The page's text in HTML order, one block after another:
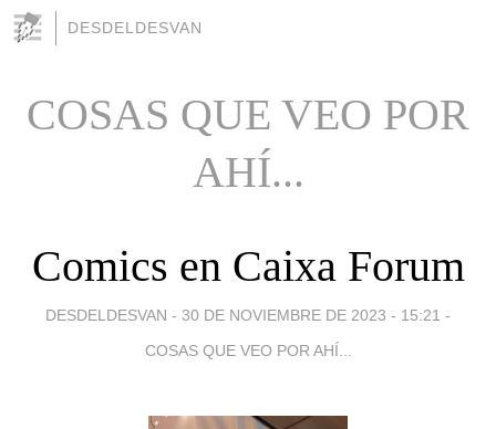
DESDELDESVAN
COSAS QUE VEO POR
AHÍ...
Comics en Caixa Forum
DESDELDESVAN - 30 DE NOVIEMBRE DE 2023 - 15:21 -
COSAS QUE VEO POR AHÍ...